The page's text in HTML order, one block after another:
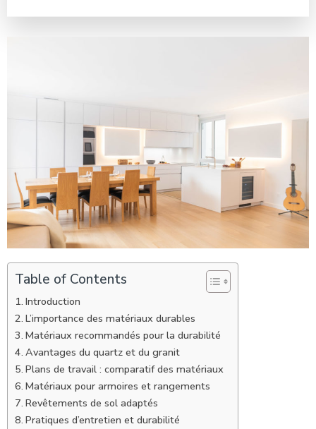
Table of Contents
Introduction
L’importance des matériaux durables
Matériaux recommandés pour la durabilité
Avantages du quartz et du granit
Plans de travail : comparatif des matériaux
Matériaux pour armoires et rangements
Revêtements de sol adaptés
Pratiques d’entretien et durabilité